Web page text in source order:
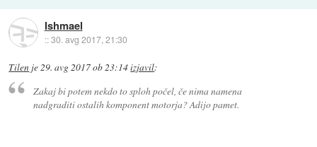
Ishmael
::30. avg 2017, 21:30
Tilen je29. avg 2017 ob 23:14izjavil:
Zakaj bi potem nekdo to sploh počel, če nima namena
nadgraditi ostalih komponent motorja? Adijo pamet.